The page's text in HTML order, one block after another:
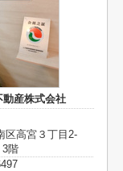
動産株式会社
区高宮３丁目2-
3階